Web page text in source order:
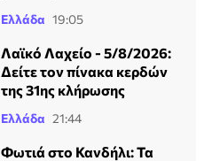
Ελλάδα 19:05
Λαϊκό Λαχείο - 5/8/2026:
Δείτε τον πίνακα κερδών
της 31ης κλήρωσης
Ελλάδα 21:44
Φωτιά στο Κανδήλι: Τα